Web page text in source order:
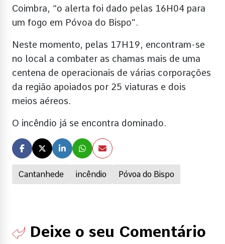
Cantanhede incêndio Póvoa do Bispo
Coimbra, “o alerta foi dado pelas 16H04 para
um fogo em Póvoa do Bispo”.
Neste momento, pelas 17H19, encontram-se
no local a combater as chamas mais de uma
centena de operacionais de várias corporações
da região apoiados por 25 viaturas e dois
meios aéreos.
O incêndio já se encontra dominado.
Deixe o seu Comentário